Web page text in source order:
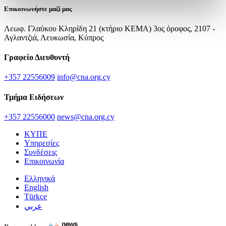
Επικοινωνήστε μαζί μας
Λεωφ. Γλαύκου Κληρίδη 21 (κτήριο ΚΕΜΑ) 3ος όροφος, 2107 -
Αγλαντζιά, Λευκωσία, Κύπρος
Γραφείο Διευθυντή
+357 22556009 info@cna.org.cy
Τμήμα Ειδήσεων
+357 22556000 news@cna.org.cy
ΚΥΠΕ
Υπηρεσίες
Συνδέσεις
Επικοινωνία
Ελληνικά
English
Türkçe
عربي